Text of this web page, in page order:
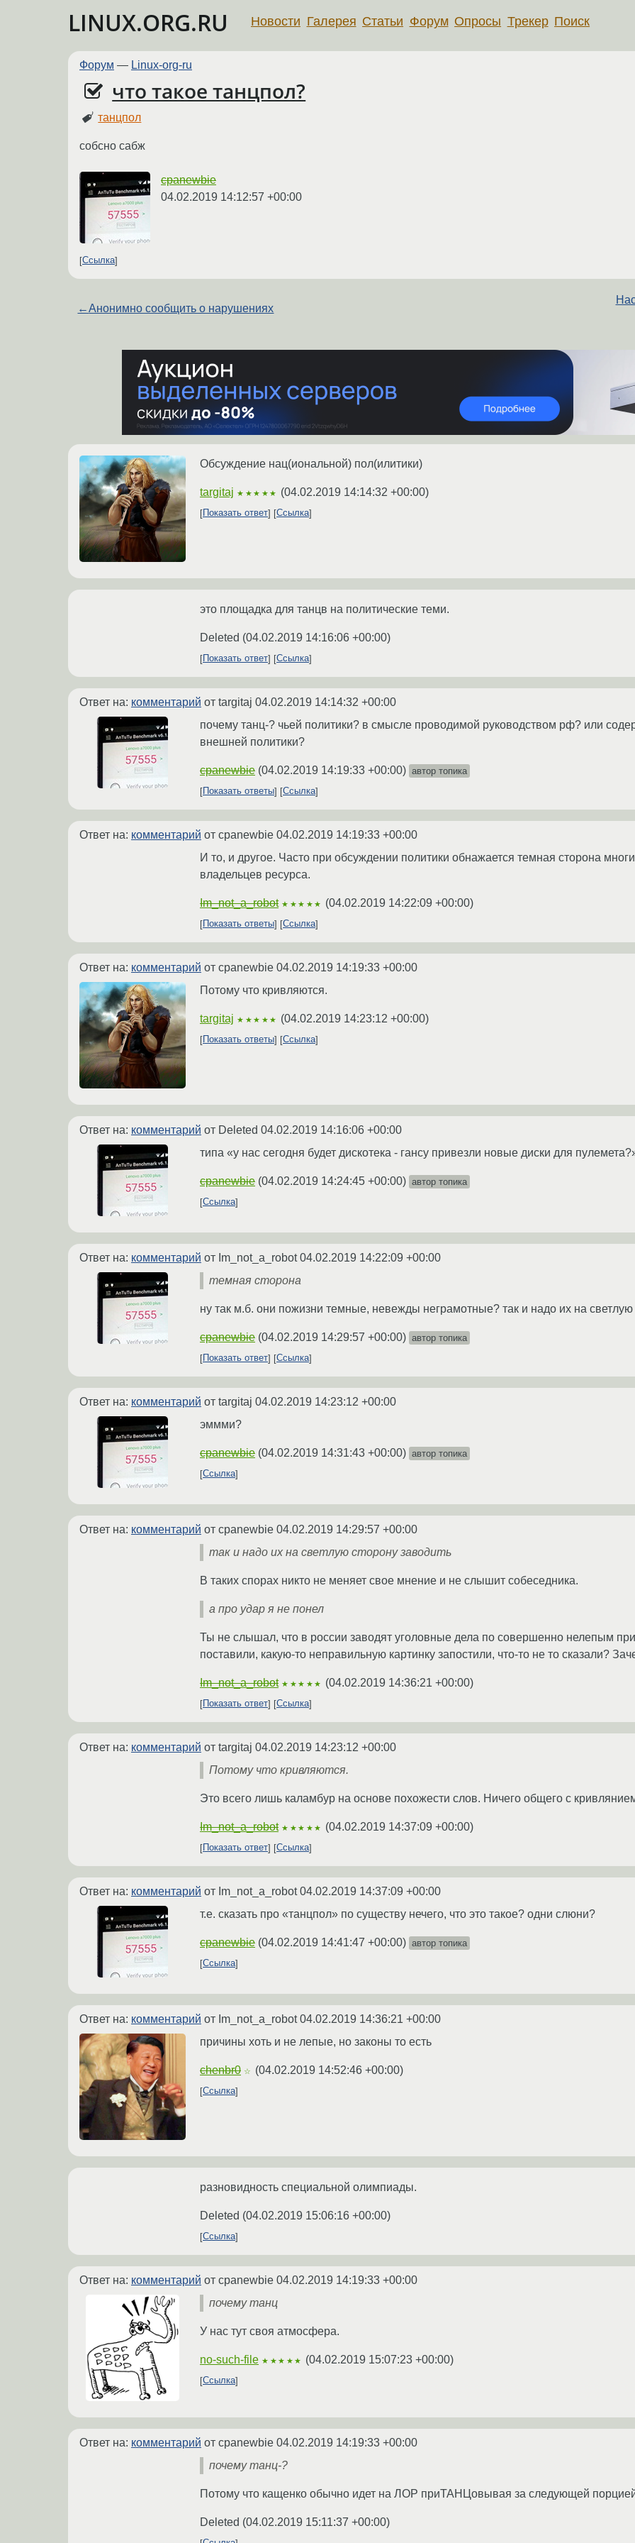
LINUX.ORG.RU Новости Галерея Статьи Форум Опросы Трекер Поиск
Форум — Linux-org-ru
что такое танцпол?
танцпол
собсно сабж
cpanewbie
04.02.2019 14:12:57 +00:00
Ссылка
←Анонимно сообщить о нарушениях
Обсуждение нац(иональной) пол(илитики)
targitaj ★★★★★ (04.02.2019 14:14:32 +00:00)
Показать ответ Ссылка
это площадка для танцв на политические теми.
Deleted (04.02.2019 14:16:06 +00:00)
Показать ответ Ссылка
Ответ на: комментарий от targitaj 04.02.2019 14:14:32 +00:00
почему танц-? чьей политики? в смысле проводимой руководством рф? или
внешней политики?
cpanewbie (04.02.2019 14:19:33 +00:00) автор топика
Показать ответы
Ссылка
Ответ на: комментарий от cpanewbie 04.02.2019 14:19:33 +00:00
И то, и другое. Часто при обсуждении политики обнажается темная сторона
владельцев ресурса.
Im_not_a_robot ★★★★★ (04.02.2019 14:22:09 +00:00)
Показать ответы Ссылка
Ответ на: комментарий от cpanewbie 04.02.2019 14:19:33 +00:00
Потому что кривляются.
targitaj ★★★★★ (04.02.2019 14:23:12 +00:00)
Показать ответы Ссылка
Ответ на: комментарий от Deleted 04.02.2019 14:16:06 +00:00
типа «у нас сегодня будет дискотека - гансу привезли новые диски для
cpanewbie (04.02.2019 14:24:45 +00:00) автор топика
Ссылка
Ответ на: комментарий от Im_not_a_robot04.02.2019 14:22:09 +00:00
темная сторона
ну так м.б. они пожизни темные, невежды неграмотные? так и надо их на светлую
cpanewbie (04.02.2019 14:29:57 +00:00) автор топика
Показать ответ
Ссылка
Ответ на: комментарий от targitaj 04.02.2019 14:23:12 +00:00
эммми?
cpanewbie (04.02.2019 14:31:43 +00:00) автор топика
Ссылка
Ответ на: комментарий от cpanewbie 04.02.2019 14:29:57 +00:00
так и надо их на светлую сторону заводить
В таких спорах никто не меняет свое мнение и не слышит собеседника.
а про удар я не понел
Ты не слышал, что в россии заводят уголовные дела по совершенно нелепым
поставили, какую-то неправильную картинку запостили, что-то не то сказали?
Im_not_a_robot ★★★★★ (04.02.2019 14:36:21 +00:00)
Показать ответ Ссылка
Ответ на: комментарий от targitaj 04.02.2019 14:23:12 +00:00
Потому что кривляются.
Это всего лишь каламбур на основе похожести слов. Ничего общего с
Im_not_a_robot ★★★★★ (04.02.2019 14:37:09 +00:00)
Показать ответ Ссылка
Ответ на: комментарий от Im_not_a_robot04.02.2019 14:37:09 +00:00
т.е. сказать про «танцпол» по существу нечего, что это такое? одни слюни?
cpanewbie (04.02.2019 14:41:47 +00:00) автор топика
Ссылка
Ответ на: комментарий от Im_not_a_robot04.02.2019 14:36:21 +00:00
причины хоть и не лепые, но законы то есть
chenbr0 ☆ (04.02.2019 14:52:46 +00:00)
Ссылка
разновидность специальной олимпиады.
Deleted (04.02.2019 15:06:16 +00:00)
Ссылка
Ответ на: комментарий от cpanewbie 04.02.2019 14:19:33 +00:00
почему танц
У нас тут своя атмосфера.
no-such-file ★★★★★ (04.02.2019 15:07:23 +00:00)
Ссылка
Ответ на: комментарий от cpanewbie 04.02.2019 14:19:33 +00:00
почему танц-?
Потому что кащенко обычно идет на ЛОР приТАНЦовывая за следующей
Deleted (04.02.2019 15:11:37 +00:00)